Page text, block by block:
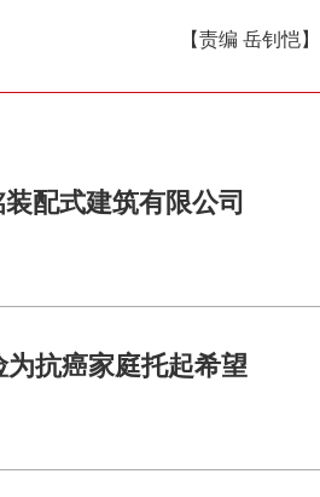
【责编 岳钊恺】
配式建筑有限公司
抗癌家庭托起希望